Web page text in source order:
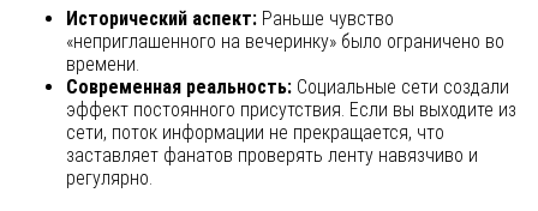
Исторический аспект: Раньше чувство
«неприглашенного на вечеринку» было ограничено во
времени.
Современная реальность: Социальные сети создали
эффект постоянного присутствия. Если вы выходите из
сети, поток информации не прекращается, что
заставляет фанатов проверять ленту навязчиво и
регулярно.